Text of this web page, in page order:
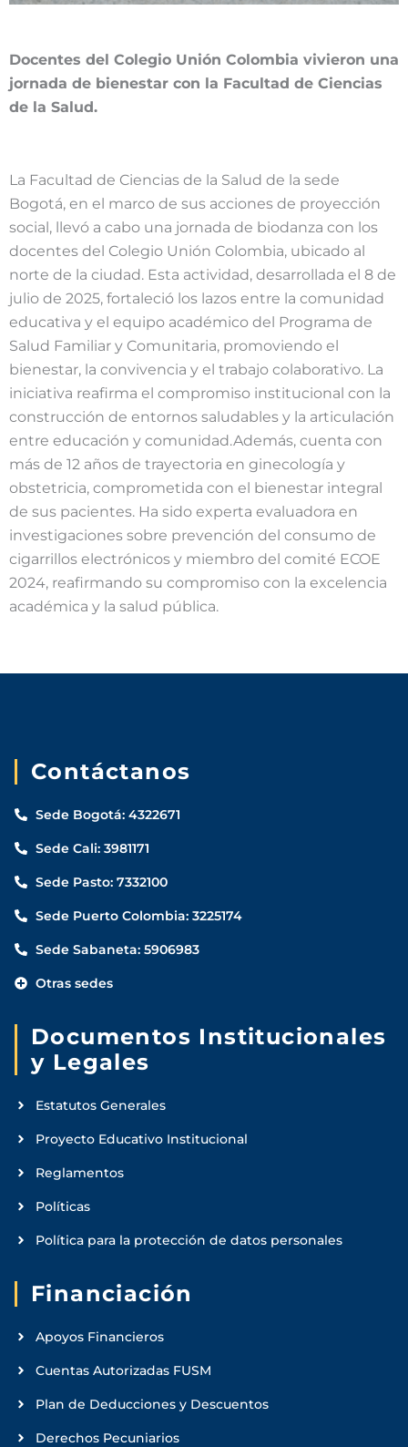
Docentes del Colegio Unión Colombia vivieron una
jornada de bienestar con la Facultad de Ciencias
de la Salud.
La Facultad de Ciencias de la Salud de la sede
Bogotá, en el marco de sus acciones de proyección
social, llevó a cabo una jornada de biodanza con los
docentes del Colegio Unión Colombia, ubicado al
norte de la ciudad. Esta actividad, desarrollada el 8 de
julio de 2025, fortaleció los lazos entre la comunidad
educativa y el equipo académico del Programa de
Salud Familiar y Comunitaria, promoviendo el
bienestar, la convivencia y el trabajo colaborativo. La
iniciativa reafirma el compromiso institucional con la
construcción de entornos saludables y la articulación
entre educación y comunidad.Además, cuenta con
más de 12 años de trayectoria en ginecología y
obstetricia, comprometida con el bienestar integral
de sus pacientes. Ha sido experta evaluadora en
investigaciones sobre prevención del consumo de
cigarrillos electrónicos y miembro del comité ECOE
2024, reafirmando su compromiso con la excelencia
académica y la salud pública.
Contáctanos
Sede Bogotá: 4322671
Sede Cali: 3981171
Sede Pasto: 7332100
Sede Puerto Colombia: 3225174
Sede Sabaneta: 5906983
Otras sedes
Documentos Institucionales
y Legales
Estatutos Generales
Proyecto Educativo Institucional
Reglamentos
Políticas
Política para la protección de datos personales
Financiación
Apoyos Financieros
Cuentas Autorizadas FUSM
Plan de Deducciones y Descuentos
Derechos Pecuniarios